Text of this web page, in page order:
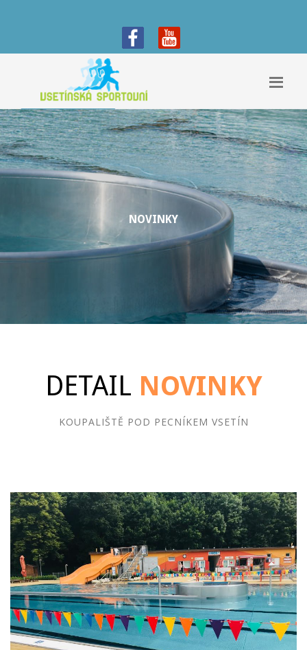
NOVINKY
DETAIL NOVINKY
KOUPALIŠTĚ POD PECNÍKEM VSETÍN